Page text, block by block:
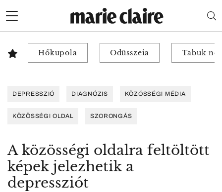
Hőkupola Odüsszeia Tabuk
DEPRESSZIÓ DIAGNÓZIS KÖZÖSSÉGI MÉDIA
KÖZÖSSÉGI OLDAL SZORONGÁS
A közösségi oldalra feltöltött
képek jelezhetik a
depressziót